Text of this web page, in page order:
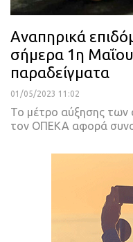
Aναπηρικά
σήμερα 1η
παραδείγματα
01/05/2023 11:02
Το μέτρο αύξησης των
τον ΟΠΕΚΑ αφορά